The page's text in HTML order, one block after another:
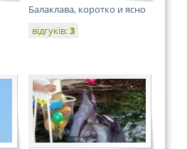
Балаклава, коротко и ясно
відгуків:3